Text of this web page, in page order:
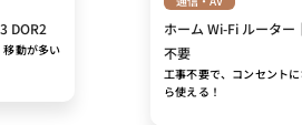
DOR2
動が多い
ホーム Wi-Fi ルータ
不要
工事不要で、コンセント
ら使える！